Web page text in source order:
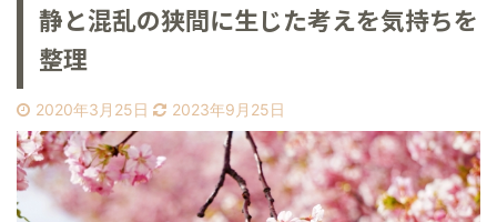
静と混乱の狭間に生じた考えを気持ちを
整理
2020年3月25日 2023年9月25日